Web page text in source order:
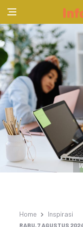
Home Inspirasi
RABU, 7 AGUSTUS